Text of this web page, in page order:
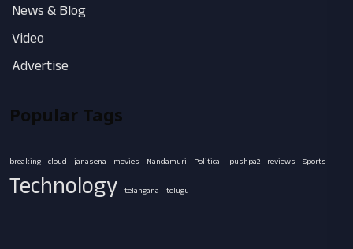
News & Blog
Video
Advertise
Popular Tags
breaking cloud janasena movies Nandamuri Political pushpa2 reviews Sports
Technology telangana telugu